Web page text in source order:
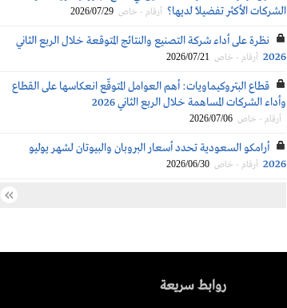
الشركات الأكثر تفضيلاً لديها؟ أرقام - خاص 2026/07/29
نظرة على أداء شركة التصنيع والنتائج المتوقعة خلال الربع الثاني
2026 أرقام - خاص 2026/07/21
قطاع البتروكيماويات: أهم العوامل المتوقّع انعكاسها على القطاع
وأداء الشركات المساهمة خلال الربع الثاني 2026
أرقام - خاص 2026/07/06
أرامكو السعودية تحدد أسعار البروبان والبيوتان لشهر يوليو
2026 أرقام - خاص 2026/06/30
روابط سريعة